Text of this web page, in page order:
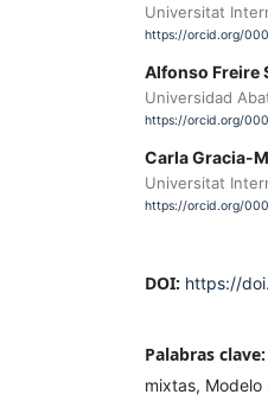
Universitat
https://orcid.org/
Alfonso Freire
Universidad
https://orcid.org/
Carla Gracia-
Universitat
https://orcid.org/
DOI: https://
Palabras clave:
mixtas,